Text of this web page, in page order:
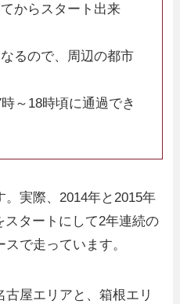
からスタート出来
るので、周辺の都市
～18時頃に通過でき
実際、2014年と2015年
タートにして2年連続の
で走っています。
屋エリアと、箱根エリ